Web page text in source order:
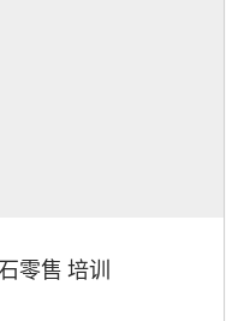
零售 培训